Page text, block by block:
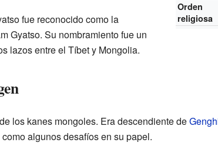
Orden
religiosa
fue reconocido como la
Gyatso. Su nombramiento fue un
lazos entre el Tíbet y Mongolia.
los kanes mongoles. Era descendiente de
algunos desafíos en su papel.